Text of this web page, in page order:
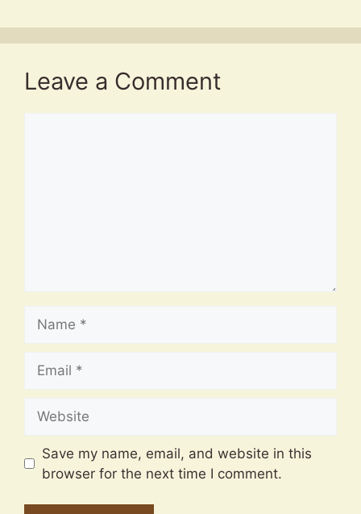
Leave a Comment
Save my name, email, and website in this
browser for the next time I comment.